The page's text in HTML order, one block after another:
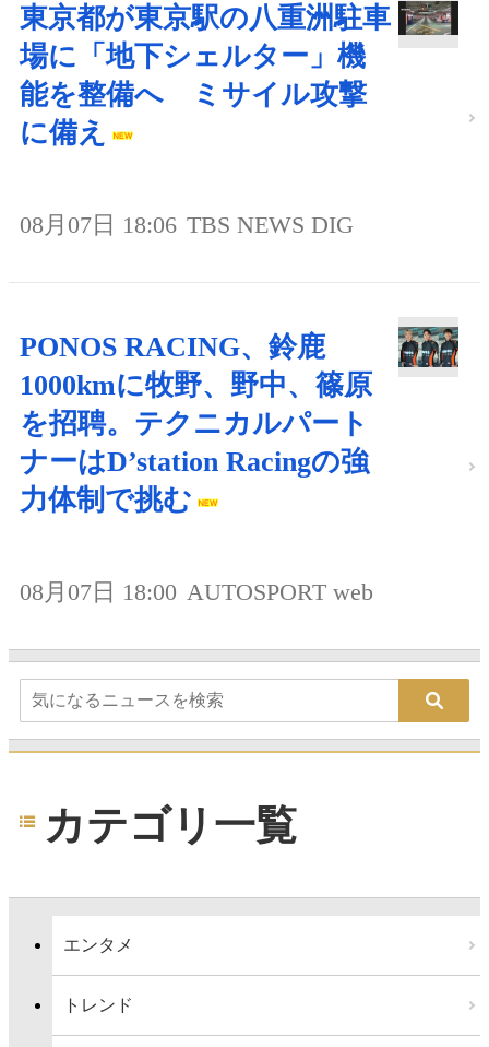
東京都が東京駅の八重洲駐車
場に「地下シェルター」機
能を整備へ ミサイル攻撃
に備え
08月07日 18:06 TBS NEWS DIG
PONOS RACING、鈴鹿
1000kmに牧野、野中、篠原
を招聘。テクニカルパート
ナーはD’station Racingの強
力体制で挑む
08月07日 18:00 AUTOSPORT web
カテゴリ一覧
エンタメ
トレンド